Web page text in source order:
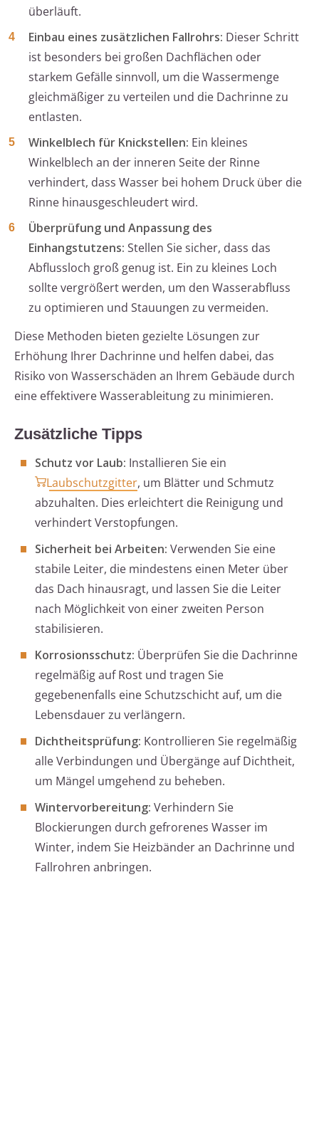
überläuft.
Einbau eines zusätzlichen Fallrohrs: Dieser Schritt
ist besonders bei großen Dachflächen oder
starkem Gefälle sinnvoll, um die Wassermenge
gleichmäßiger zu verteilen und die Dachrinne zu
entlasten.
Winkelblech für Knickstellen: Ein kleines
Winkelblech an der inneren Seite der Rinne
verhindert, dass Wasser bei hohem Druck über die
Rinne hinausgeschleudert wird.
Überprüfung und Anpassung des
Einhangstutzens: Stellen Sie sicher, dass das
Abflussloch groß genug ist. Ein zu kleines Loch
sollte vergrößert werden, um den Wasserabfluss
zu optimieren und Stauungen zu vermeiden.
Diese Methoden bieten gezielte Lösungen zur
Erhöhung Ihrer Dachrinne und helfen dabei, das
Risiko von Wasserschäden an Ihrem Gebäude durch
eine effektivere Wasserableitung zu minimieren.
Zusätzliche Tipps
Schutz vor Laub: Installieren Sie ein
Laubschutzgitter, um Blätter und Schmutz
abzuhalten. Dies erleichtert die Reinigung und
verhindert Verstopfungen.
Sicherheit bei Arbeiten: Verwenden Sie eine
stabile Leiter, die mindestens einen Meter über
das Dach hinausragt, und lassen Sie die Leiter
nach Möglichkeit von einer zweiten Person
stabilisieren.
Korrosionsschutz: Überprüfen Sie die Dachrinne
regelmäßig auf Rost und tragen Sie
gegebenenfalls eine Schutzschicht auf, um die
Lebensdauer zu verlängern.
Dichtheitsprüfung: Kontrollieren Sie regelmäßig
alle Verbindungen und Übergänge auf Dichtheit,
um Mängel umgehend zu beheben.
Wintervorbereitung: Verhindern Sie
Blockierungen durch gefrorenes Wasser im
Winter, indem Sie Heizbänder an Dachrinne und
Fallrohren anbringen.